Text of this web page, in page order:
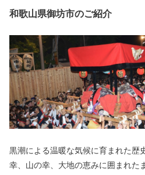
和歌山県御坊市のご紹介
黒潮による温暖な気候に育まれた歴史、
幸、山の幸、大地の恵みに囲まれた